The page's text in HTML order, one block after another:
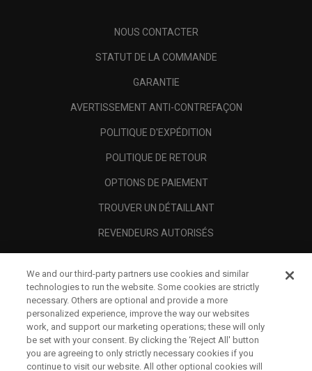
NOUS CONTACTER
STATUT DE LA COMMANDE
GARANTIE
AVERTISSEMENT ANTI-CONTREFAÇON
POLITIQUE D'EXPÉDITION
POLITIQUE DE RETOUR
OPTIONS DE PAIEMENT
TROUVER UN DÉTAILLANT
REVENDEURS AUTORISÉS
A PROPOS
MENTIONS LÉGALES
We and our third-party partners use cookies and similar
technologies to run the website. Some cookies are strictly
necessary. Others are optional and provide a more
personalized experience, improve the way our websites
work, and support our marketing operations; these will only
be set with your consent. By clicking the ‘Reject All' button
you are agreeing to only strictly necessary cookies if you
continue to visit our website. All other optional cookies will